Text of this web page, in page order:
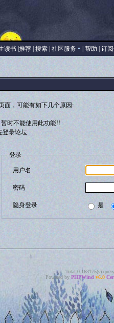
读书| 推荐| 搜索| 社区服务 帮助 订
面，可能有如下几个原因:
时不能使用此功能!!
登录论坛
登录
用户名
密码
隐身登录 是
Total 0.163175(s)
Powered by PHPWind v6.0